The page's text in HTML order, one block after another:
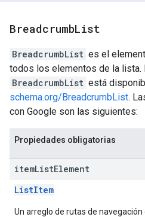
BreadcrumbList
BreadcrumbList es el
todos los elementos de la lista.
BreadcrumbList está
schema.org/BreadcrumbList.
con Google son las siguientes:
Propiedades obligatorias
itemListElement
ListItem
Un arreglo de rutas de